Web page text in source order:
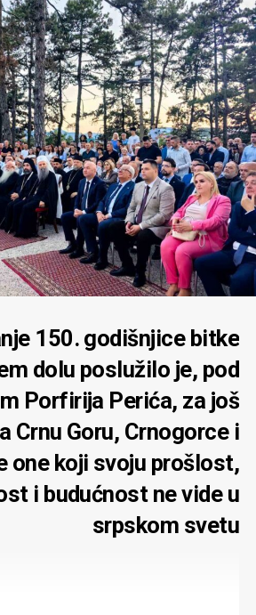
150. godišnjice bitke
dolu poslužilo je, pod
Porfirija Perića, za još
Crnu Goru, Crnogorce i
one koji svoju prošlost,
i budućnost ne vide u
srpskom svetu